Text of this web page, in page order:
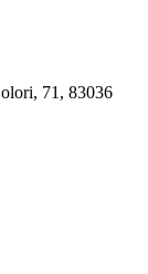
71, 83036